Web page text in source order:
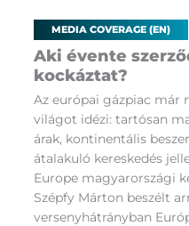
MEDIA COVERAGE (EN)
Aki évente
kockáztat?
Az európai gázpiac már
világot idézi: tartósan
árak, kontinentális
átalakuló kereskedés
Europe magyarországi
Szépfy Márton beszélt
versenyhátrányban